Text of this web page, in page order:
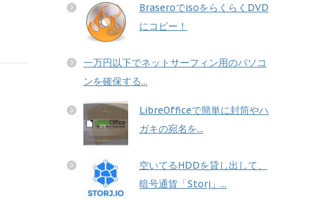
BraseroでisoをらくらくDVD
にコピー！
一万円以下でネットサーフィン用のパソコ
ンを確保する...
LibreOfficeで簡単に封筒やハ
ガキの宛名を...
空いてるHDDを貸し出して、
暗号通貨「Storj」...